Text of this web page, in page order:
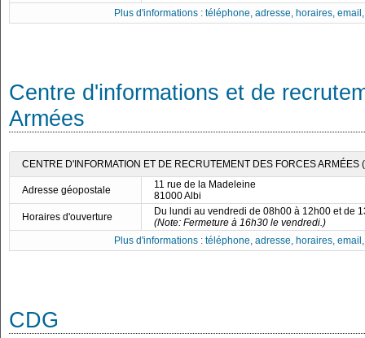
Plus d'informations : téléphone, adresse, horaires,
Centre d'informations et de
Armées
CENTRE D'INFORMATION ET DE RECRUTEMENT DES FORCES ARMÉES
Adresse géopostale
11 rue de la Madeleine
81000 Albi
Horaires d'ouverture
Du lundi au vendredi de 08h00 à 12h00 et de
(Note: Fermeture à 16h30 le vendredi.)
Plus d'informations : téléphone, adresse, horaires,
CDG